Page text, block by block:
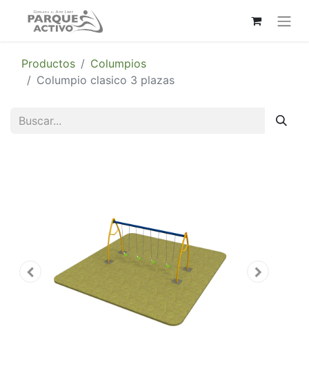
Productos
Columpios
Columpio clasico 3 plazas